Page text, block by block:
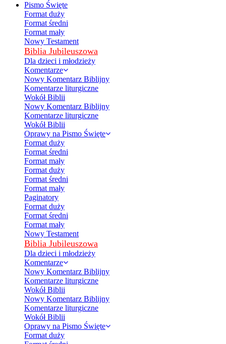
Pismo Święte
Format duży
Format średni
Format mały
Nowy Testament
Biblia Jubileuszowa
Dla dzieci i młodzieży
Komentarze
Nowy Komentarz Biblijny
Komentarze liturgiczne
Wokół Biblii
Nowy Komentarz Biblijny
Komentarze liturgiczne
Wokół Biblii
Oprawy na Pismo Święte
Format duży
Format średni
Format mały
Format duży
Format średni
Format mały
Paginatory
Format duży
Format średni
Format mały
Nowy Testament
Biblia Jubileuszowa
Dla dzieci i młodzieży
Komentarze
Nowy Komentarz Biblijny
Komentarze liturgiczne
Wokół Biblii
Nowy Komentarz Biblijny
Komentarze liturgiczne
Wokół Biblii
Oprawy na Pismo Święte
Format duży